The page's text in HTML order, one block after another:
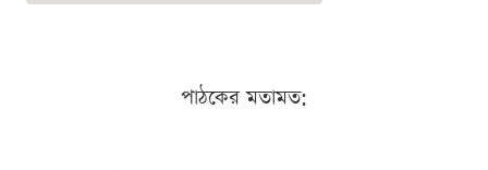
পাঠকের মতামত: